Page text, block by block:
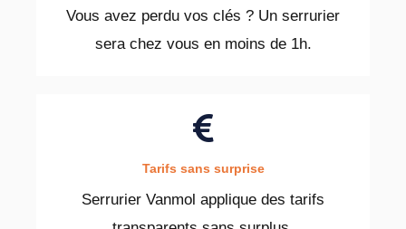
Vous avez perdu vos clés ? Un serrurier
sera chez vous en moins de 1h.
Tarifs sans surprise
Serrurier Vanmol applique des tarifs